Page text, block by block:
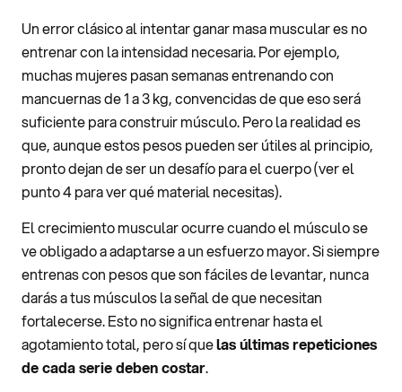
Un error clásico al intentar ganar masa muscular es no
entrenar con la intensidad necesaria. Por ejemplo,
muchas mujeres pasan semanas entrenando con
mancuernas de 1 a 3 kg, convencidas de que eso será
suficiente para construir músculo. Pero la realidad es
que, aunque estos pesos pueden ser útiles al principio,
pronto dejan de ser un desafío para el cuerpo (ver el
punto 4 para ver qué material necesitas).
El crecimiento muscular ocurre cuando el músculo se
ve obligado a adaptarse a un esfuerzo mayor. Si siempre
entrenas con pesos que son fáciles de levantar, nunca
darás a tus músculos la señal de que necesitan
fortalecerse. Esto no significa entrenar hasta el
agotamiento total, pero sí quelas últimas repeticiones
de cada serie deben costar.